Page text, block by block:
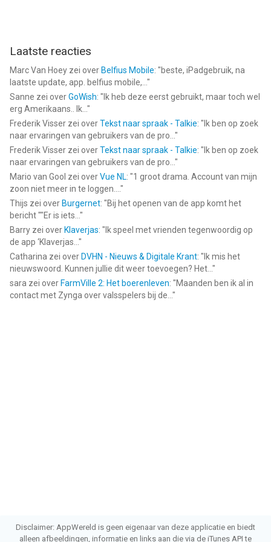
Laatste reacties
Marc Van Hoey zei over Belfius Mobile: "beste, iPadgebruik, na
laatste update, app. belfius mobile,... "
Sanne zei overGoWish: " Ik heb deze eerst gebruikt, maar toch wel
erg Amerikaans.. Ik... "
Frederik Visser zei overTekst naar spraak - Talkie: " Ik ben op zoek
naar ervaringen van gebruikers van de pro... "
Frederik Visser zei overTekst naar spraak - Talkie: " Ik ben op zoek
naar ervaringen van gebruikers van de pro... "
Mario van Gool zei overVue NL: "1 groot drama. Account van mijn
zoon niet meer in te loggen.... "
Thijs zei over Burgernet: "Bij het openen van de app komt het
bericht ""Er is iets... "
Barry zei over Klaverjas: " Ik speel met vrienden tegenwoordig op
de app ‘Klaverjas... "
Catharina zei over DVHN - Nieuws & Digitale Krant: " Ik mis het
nieuwswoord. Kunnen jullie dit weer toevoegen? Het... "
sara zei over FarmVille 2: Het boerenleven: "Maanden ben ik al in
contact met Zynga over valsspelers bij de... "
Disclaimer: AppWereld is geen eigenaar van deze applicatie en biedt
alleen afbeeldingen, informatie en links aan die via de iTunes API te